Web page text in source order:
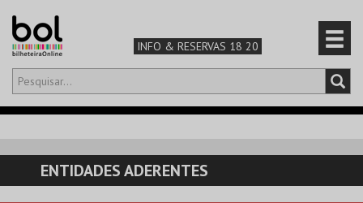
INFO & RESERVAS 18 20
Olá,iniciar sessão
CARRINHO
TEATRO & ARTE
ENTIDADES ADERENTES